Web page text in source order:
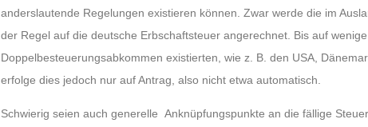
anderslautende Regelungen existieren können. Zwar werde die im
der Regel auf die deutsche Erbschaftsteuer angerechnet. Bis auf
Doppelbesteuerungsabkommen existierten, wie z. B. den USA,
erfolge dies jedoch nur auf Antrag, also nicht etwa automatisch.
Schwierig seien auch generelle Anknüpfungspunkte an die fällige